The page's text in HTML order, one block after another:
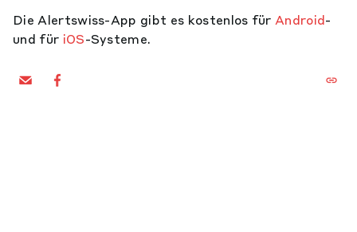
Die Alertswiss-App gibt es kostenlos fürAndroid-
und für iOS-Systeme.